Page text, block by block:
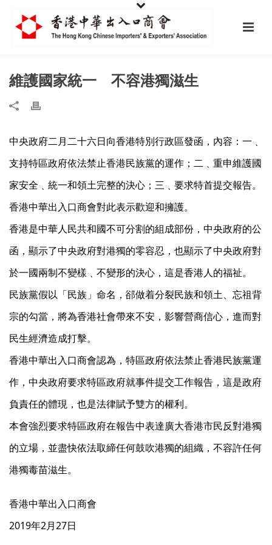
維護國家統一 不容港獨滋生
中央政府二月二十六日向香港特別行政區發函，內容：一﹑
支持特區政府依法禁止香港民族黨的運作；二﹑重申維護國
家安全﹑統一和領土完整的決心；三﹑要求特首提交報告。
香港中華出入口商會對此表示歡迎和擁護。
香港是中華人民共和國不可分割的組成部份，中央政府的公
函，顯示了中央政府對港獨的零容忍，也顯示了中央政府對
於一國兩制不變樣﹑不變形的決心，這是香港人的福祉。
民族黨假以「民族」命名，郤做着分裂民族和領土、忘祖背
宗的勾當，將為香港社會帶來不安，影響營商信心，進而對
民生經濟造成打擊。
香港中華出入口商會認為，特區政府依法禁止香港民族黨運
作，中央政府要求特區政府就事件提交工作報告，這是政府
負責任的體現，也是法律賦予雙方的權利。
本會強烈要求特區政府在報告中表達廣大香港市民反對港獨
的立場，並盡快依法取締任何鼓吹港獨的組織，不容許任何
港獨毒苗滋生。
香港中華出入口商會
2019年2月27日